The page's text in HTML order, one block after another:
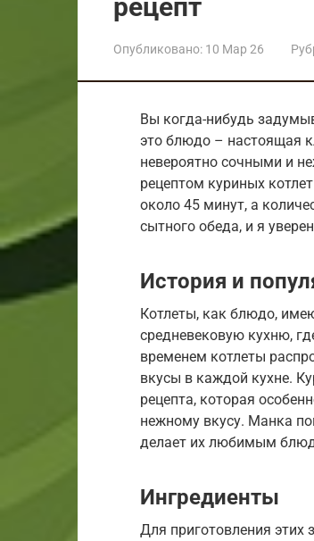
рецепт
Опубликовано: 10 Мар 26
Вы когда-нибудь
это блюдо – настоящая
невероятно сочными и
рецептом куриных
около 45 минут, а
сытного обеда, и я
История и
Котлеты, как блюдо,
средневековую кухню,
временем котлеты
вкусы в каждой кухне.
рецепта, которая
нежному вкусу. Манка
делает их любимым
Ингредиенты
Для приготовления этих